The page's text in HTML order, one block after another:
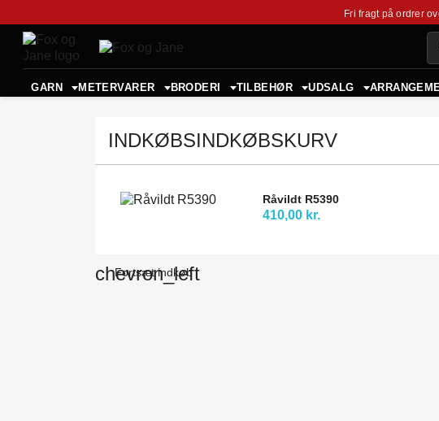
Fri fragt på ordrer
GARN METERVARER BRODERI TILBEHØR UDSALG
INDKØBSINDKØBSKURV
Råvildt R5390
410,00 kr.
chevron_left
Fortsæt indkøb